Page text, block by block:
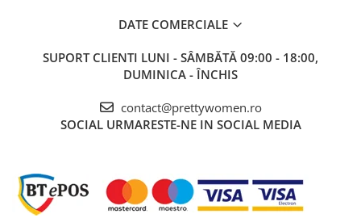
DATE COMERCIALE
SUPORT CLIENTI LUNI - SÂMBĂTĂ 09:00 - 18:00,
DUMINICA - ÎNCHIS
contact@prettywomen.ro
SOCIAL URMARESTE-NE IN SOCIAL MEDIA